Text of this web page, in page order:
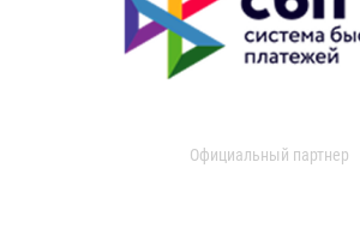
Официальный партнер